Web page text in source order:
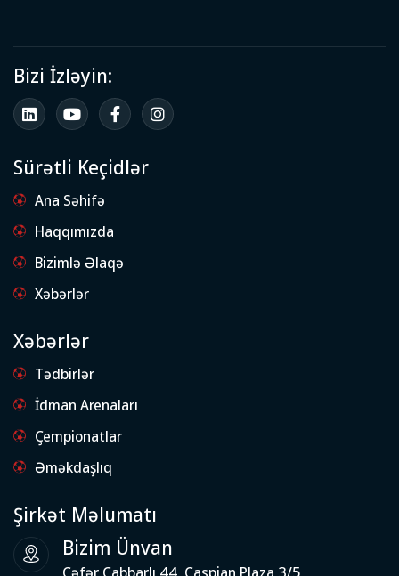
Bizi İzləyin:
Sürətli Keçidlər
Ana Səhifə
Haqqımızda
Bizimlə Əlaqə
Xəbərlər
Xəbərlər
Tədbirlər
İdman Arenaları
Çempionatlar
Əməkdaşlıq
Şirkət Məlumatı
Bizim Ünvan
Cəfər Cabbarlı 44, Caspian Plaza 3/5